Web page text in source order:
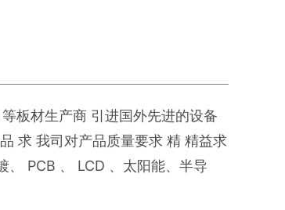
板材生产商 引进国外先进的设备
求 我司对产品质量要求 精 精益求
、 PCB 、 LCD 、太阳能、半导